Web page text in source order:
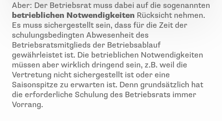
Aber: Der Betriebsrat muss dabei auf die sogenannten
betrieblichen Notwendigkeiten Rücksicht nehmen.
Es muss sichergestellt sein, dass für die Zeit der
schulungsbedingten Abwesenheit des
Betriebsratsmitglieds der Betriebsablauf
gewährleistet ist. Die betrieblichen Notwendigkeiten
müssen aber wirklich dringend sein, z.B. weil die
Vertretung nicht sichergestellt ist oder eine
Saisonspitze zu erwarten ist. Denn grundsätzlich hat
die erforderliche Schulung des Betriebsrats immer
Vorrang.